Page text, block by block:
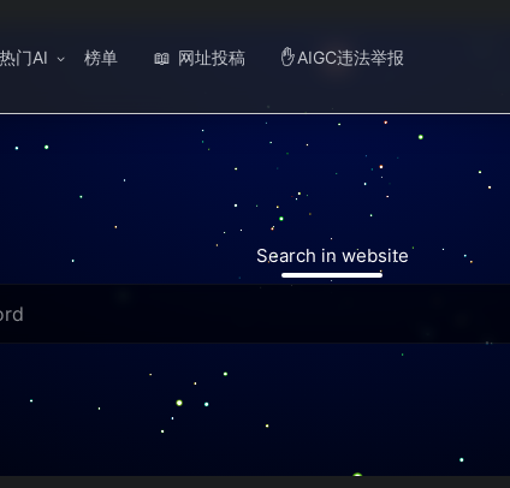
热门AI 榜单 📖 网址投稿 ✋ AIGC违法举报
Search in website